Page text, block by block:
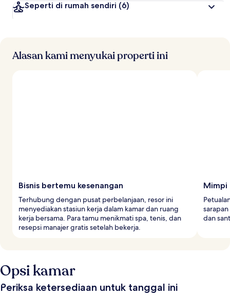
l
r
a
Seperti di rumah sendiri (6)
Alasan kami menyukai properti ini
Bisnis bertemu kesenangan
Terhubung dengan pusat perbelanjaan, resor ini
menyediakan stasiun kerja dalam kamar dan ruang
kerja bersama. Para tamu menikmati spa, tenis, dan
resepsi manajer gratis setelah bekerja.
Mimpi
dan
Opsi kamar
Periksa ketersediaan untuk tanggal ini